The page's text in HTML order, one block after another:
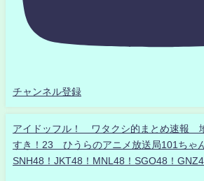
チャンネル登録
アイドッフル！ ワタクシ的まとめ速報
すき！23 ひうらのアニメ放送局101ちゃ
SNH48！JKT48！MNL48！SGO48！